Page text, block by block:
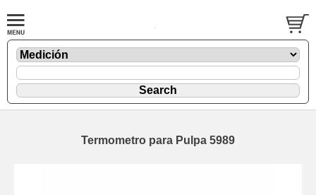
Termometro para Pulpa 5989